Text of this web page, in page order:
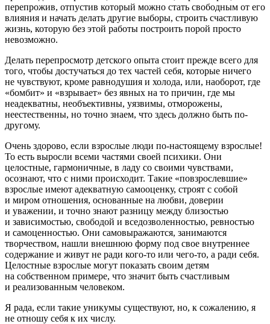
перепрожив, отпустив который можно стать свободным от его
влияния и начать делать другие выборы, строить счастливую
жизнь, которую без этой работы построить порой просто
невозможно.
Делать перепросмотр детского опыта стоит прежде всего для
того, чтобы достучаться до тех частей себя, которые ничего
не чувствуют, кроме равнодушия и холода, или, наоборот, где
«бомбит» и «взрывает» без явных на то причин, где мы
неадекватны, необъективны, уязвимы, отморожены,
неестественны, но точно знаем, что здесь должно быть по-
другому.
Очень здорово, если взрослые люди по-настоящему взрослые!
То есть выросли всеми частями своей психики. Они
целостные, гармоничные, в ладу со своими чувствами,
осознают, что с ними происходит. Такие «повзрослевшие»
взрослые имеют адекватную самооценку, строят с собой
и миром отношения, основанные на любви, доверии
и уважении, и точно знают разницу между близостью
и зависимостью, свободой и вседозволенностью, ревностью
и самоценностью. Они самовыражаются, занимаются
творчеством, нашли внешнюю форму под свое внутреннее
содержание и живут не ради кого-то или чего-то, а ради себя.
Целостные взрослые могут показать своим детям
на собственном примере, что значит быть счастливым
и реализованным человеком.
Я рада, если такие уникумы существуют, но, к сожалению, я
не отношу себя к их числу.